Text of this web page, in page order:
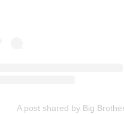
A post shared by Big